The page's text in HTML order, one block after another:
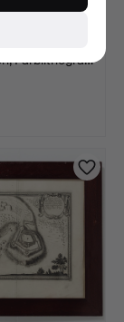
Farblithogra…